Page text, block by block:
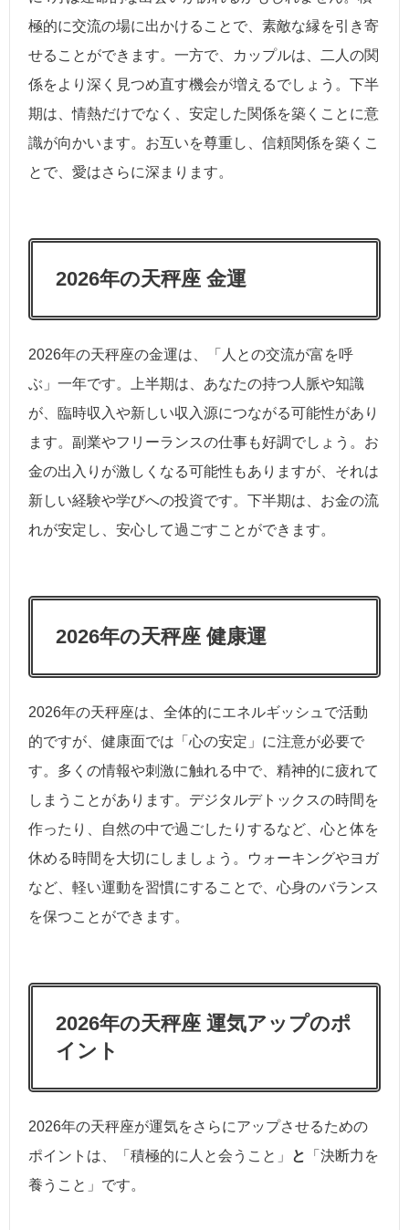
極的に交流の場に出かけることで、素敵な縁を引き寄
せることができます。一方で、カップルは、二人の関
係をより深く見つめ直す機会が増えるでしょう。下半
期は、情熱だけでなく、安定した関係を築くことに意
識が向かいます。お互いを尊重し、信頼関係を築くこ
とで、愛はさらに深まります。
2026年の天秤座 金運
2026年の天秤座の金運は、「人との交流が富を呼
ぶ」一年です。上半期は、あなたの持つ人脈や知識
が、臨時収入や新しい収入源につながる可能性があり
ます。副業やフリーランスの仕事も好調でしょう。お
金の出入りが激しくなる可能性もありますが、それは
新しい経験や学びへの投資です。下半期は、お金の流
れが安定し、安心して過ごすことができます。
2026年の天秤座 健康運
2026年の天秤座は、全体的にエネルギッシュで活動
的ですが、健康面では「心の安定」に注意が必要で
す。多くの情報や刺激に触れる中で、精神的に疲れて
しまうことがあります。デジタルデトックスの時間を
作ったり、自然の中で過ごしたりするなど、心と体を
休める時間を大切にしましょう。ウォーキングやヨガ
など、軽い運動を習慣にすることで、心身のバランス
を保つことができます。
2026年の天秤座 運気アップのポ
イント
2026年の天秤座が運気をさらにアップさせるための
ポイントは、「積極的に人と会うこと」
と
「決断力を
養うこと」です。